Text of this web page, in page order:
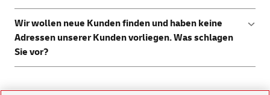
Antwortelement. Machen Sie Ihren Kunden ein
besonderes Angebot und incentivieren Sie, wenn der
Kunde antwortet. Das erhöht die Reaktion (z.B. die ersten
50 Rückmeldungen erhalten ein besonderes Geschenk).
Wir wollen neue Kunden finden und haben keine
Adressen unserer Kunden vorliegen. Was schlagen
Sie vor?